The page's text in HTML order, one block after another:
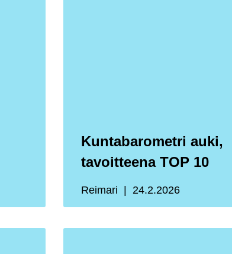
Kuntabarometri auki,
tavoitteena TOP 10
Reimari 24.2.2026